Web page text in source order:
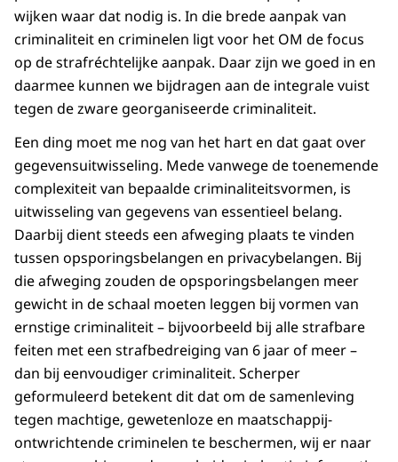
wijken waar dat nodig is. In die brede aanpak van
criminaliteit en criminelen ligt voor het OM de focus
op de strafréchtelijke aanpak. Daar zijn we goed in en
daarmee kunnen we bijdragen aan de integrale vuist
tegen de zware georganiseerde criminaliteit.
Een ding moet me nog van het hart en dat gaat over
gegevensuitwisseling. Mede vanwege de toenemende
complexiteit van bepaalde criminaliteitsvormen, is
uitwisseling van gegevens van essentieel belang.
Daarbij dient steeds een afweging plaats te vinden
tussen opsporingsbelangen en privacybelangen. Bij
die afweging zouden de opsporingsbelangen meer
gewicht in de schaal moeten leggen bij vormen van
ernstige criminaliteit – bijvoorbeeld bij alle strafbare
feiten met een strafbedreiging van 6 jaar of meer –
dan bij eenvoudiger criminaliteit. Scherper
geformuleerd betekent dit dat om de samenleving
tegen machtige, gewetenloze en maatschappij-
ontwrichtende criminelen te beschermen, wij er naar